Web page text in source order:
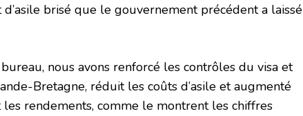
d’asile brisé que le gouvernement précédent a laissé
nous avons renforcé les contrôles du visa et
Bretagne, réduit les coûts d’asile et augmenté
rendements, comme le montrent les chiffres